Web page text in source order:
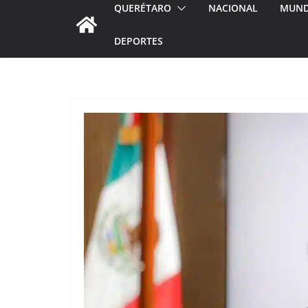
QUERÉTARO NACIONAL
DEPORTES